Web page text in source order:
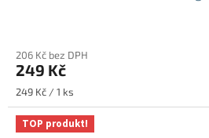
206 Kč bez DPH
249 Kč
Měrná
cena:
249 Kč / 1 ks
TOP produkt!